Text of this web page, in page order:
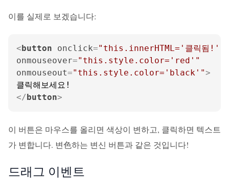
이를 실제로 보겠습니다:
<button onclick="this.innerHTML='클릭됨!'"
onmouseover="this.style.color='red'"
onmouseout="this.style.color='black'">
</button>
이 버튼은 마우스를 올리면 색상이 변하고, 클릭하면 텍스트
가 변합니다. 변色하는 변신 버튼과 같은 것입니다!
드래그 이벤트